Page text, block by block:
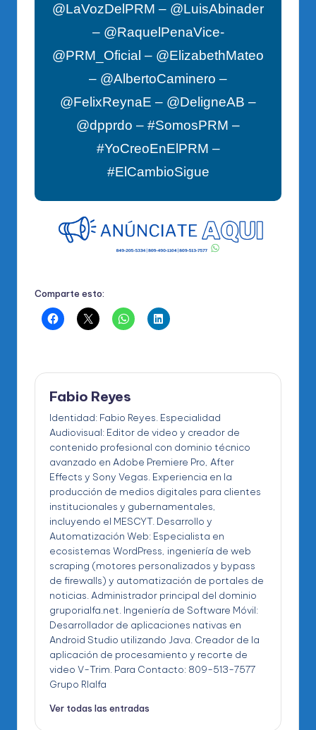
@LaVozDelPRM – @LuisAbinader
– @RaquelPenaVice-
@PRM_Oficial – @ElizabethMateo
– @AlbertoCaminero –
@FelixReynaE – @DeligneAB –
@dpprdo – #SomosPRM –
#YoCreoEnElPRM –
#ElCambioSigue
Comparte esto:
Fabio Reyes
Identidad: Fabio Reyes. Especialidad
Audiovisual: Editor de video y creador de
contenido profesional con dominio técnico
avanzado en Adobe Premiere Pro, After
Effects y Sony Vegas. Experiencia en la
producción de medios digitales para clientes
institucionales y gubernamentales,
incluyendo el MESCYT. Desarrollo y
Automatización Web: Especialista en
ecosistemas WordPress, ingeniería de web
scraping (motores personalizados y bypass
de firewalls) y automatización de portales de
noticias. Administrador principal del dominio
gruporialfa.net. Ingeniería de Software Móvil:
Desarrollador de aplicaciones nativas en
Android Studio utilizando Java. Creador de la
aplicación de procesamiento y recorte de
video V-Trim. Para Contacto: 809-513-7577
Grupo RIalfa
Ver todas las entradas